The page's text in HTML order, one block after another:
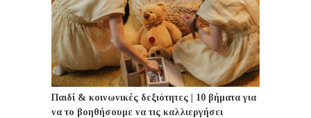
Παιδί & κοινωνικές δεξιότητες | 10 βήματα για
να το βοηθήσουμε να τις καλλιεργήσει